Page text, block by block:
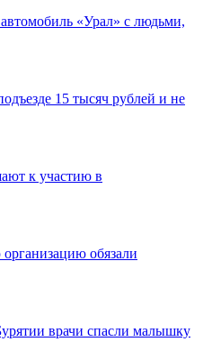
«Урал» с людьми,
15 тысяч рублей и не
к участию в
обязали
врачи спасли малышку